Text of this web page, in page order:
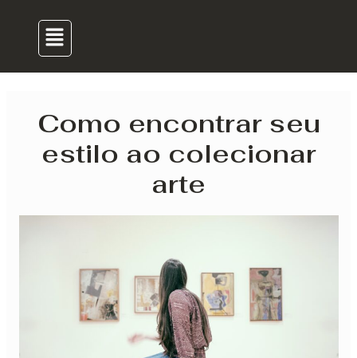
conteúdo
Menu
Como encontrar seu
estilo ao colecionar
arte